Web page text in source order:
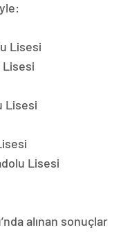
Lisesi
Lisesi
Lisesi
Lisesi
alınan sonuçlar